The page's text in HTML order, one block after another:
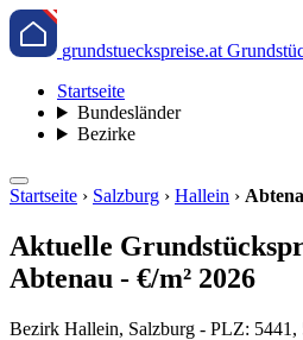
grundstueckspreise.at
Startseite
Bundesländer
Bezirke
Startseite › Salzburg › Hallein ›
Aktuelle
Abtenau - €/m² 2026
Bezirk Hallein, Salzburg - PLZ: 5441,